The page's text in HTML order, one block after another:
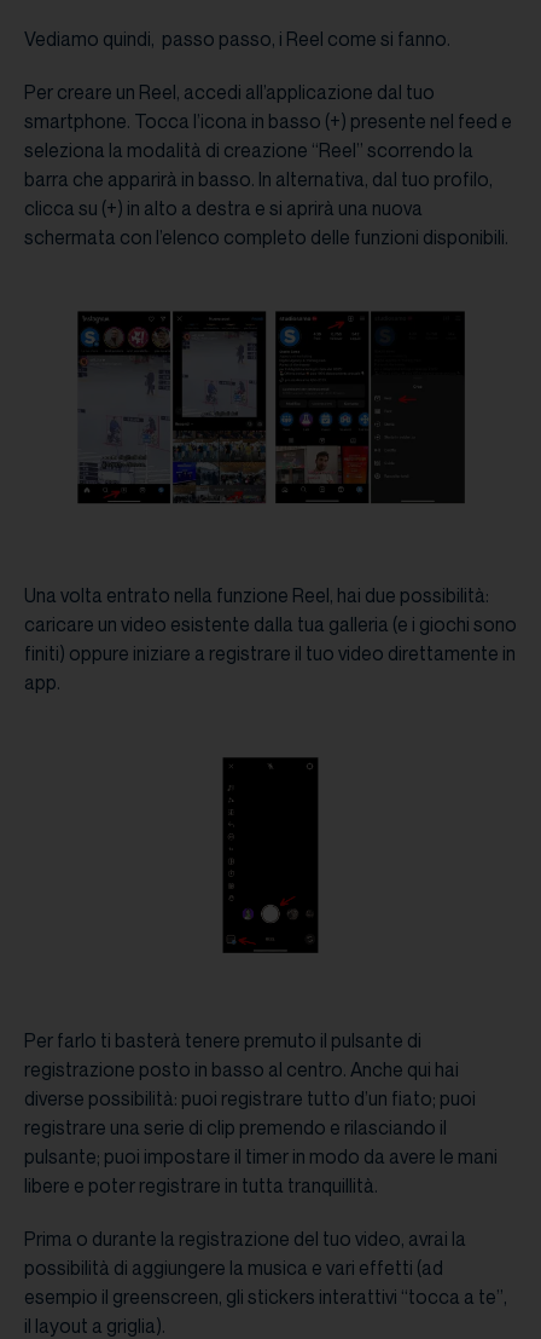
Vediamo quindi, passo passo, i Reel come si fanno.
Per creare un Reel, accedi all’applicazione dal tuo
smartphone. Tocca l’icona in basso (+) presente nel feed e
seleziona la modalità di creazione “Reel” scorrendo la
barra che apparirà in basso. In alternativa, dal tuo profilo,
clicca su (+) in alto a destra e si aprirà una nuova
schermata con l’elenco completo delle funzioni disponibili.
Una volta entrato nella funzione Reel, hai due possibilità:
caricare un video esistente dalla tua galleria (e i giochi sono
finiti) oppure iniziare a registrare il tuo video direttamente in
app.
Per farlo ti basterà tenere premuto il pulsante di
registrazione posto in basso al centro. Anche qui hai
diverse possibilità: puoi registrare tutto d’un fiato; puoi
registrare una serie di clip premendo e rilasciando il
pulsante; puoi impostare il timer in modo da avere le mani
libere e poter registrare in tutta tranquillità.
Prima o durante la registrazione del tuo video, avrai la
possibilità di aggiungere la musica e vari effetti (ad
esempio il greenscreen, gli stickers interattivi “tocca a te”,
il layout a griglia).